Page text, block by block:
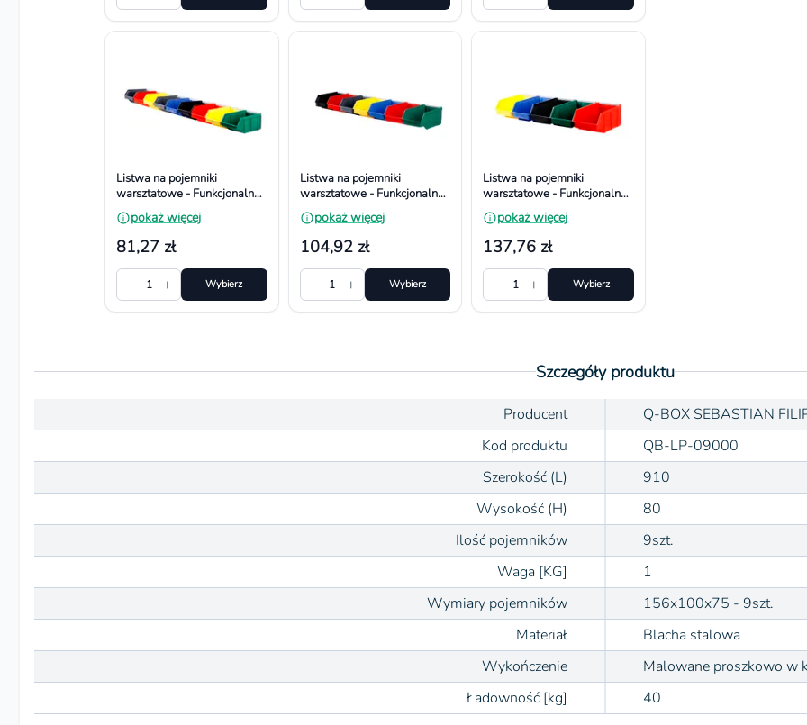
Listwa na pojemniki
warsztatowe - Funkcjonalna i
Bezpieczna. Wymiar
690x60- 9 pojemników
pokaż więcej
81,27 zł
− 1 + Wybierz
Listwa na pojemniki
warsztatowe - Funkcjonalna i
Bezpieczna. Wymiar 700x80
- 7 pojemników
pokaż więcej
104,92 zł
− 1 + Wybierz
Listwa na pojemniki
warsztatowe - Funkcjonalna i
Bezpieczna. Wymiar
710x130 - 5 pojemników
pokaż więcej
137,76 zł
− 1 + Wybierz
Szczegóły produktu
Producent
Q-BOX SEBASTIAN
Kod produktu
QB-LP-09000
Szerokość (L)
910
Wysokość (H)
80
Ilość pojemników
9szt.
Waga [KG]
1
Wymiary pojemników
156x100x75 - 9szt.
Materiał
Blacha stalowa
Wykończenie
Malowane proszkowo w
Ładowność [kg]
40